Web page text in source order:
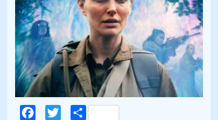
Facebook
Twitter
Поділитися